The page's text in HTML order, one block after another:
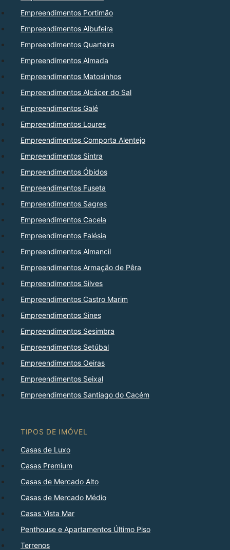
Empreendimentos Portimão
Empreendimentos Albufeira
Empreendimentos Quarteira
Empreendimentos Almada
Empreendimentos Matosinhos
Empreendimentos Alcácer do Sal
Empreendimentos Galé
Empreendimentos Loures
Empreendimentos Comporta Alentejo
Empreendimentos Sintra
Empreendimentos Óbidos
Empreendimentos Fuseta
Empreendimentos Sagres
Empreendimentos Cacela
Empreendimentos Falésia
Empreendimentos Almancil
Empreendimentos Armação de Pêra
Empreendimentos Silves
Empreendimentos Castro Marim
Empreendimentos Sines
Empreendimentos Sesimbra
Empreendimentos Setúbal
Empreendimentos Oeiras
Empreendimentos Seixal
Empreendimentos Santiago do Cacém
TIPOS DE IMÓVEL
Casas de Luxo
Casas Premium
Casas de Mercado Alto
Casas de Mercado Médio
Casas Vista Mar
Penthouse e Apartamentos Último Piso
Terrenos